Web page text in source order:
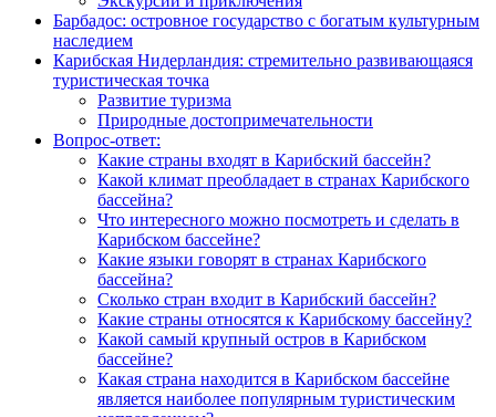
Барбадос: островное государство с богатым культурным
наследием
Карибская Нидерландия: стремительно развивающаяся
туристическая точка
Развитие туризма
Природные достопримечательности
Вопрос-ответ:
Какие страны входят в Карибский бассейн?
Какой климат преобладает в странах Карибского
бассейна?
Что интересного можно посмотреть и сделать в
Карибском бассейне?
Какие языки говорят в странах Карибского
бассейна?
Сколько стран входит в Карибский бассейн?
Какие страны относятся к Карибскому бассейну?
Какой самый крупный остров в Карибском
бассейне?
Какая страна находится в Карибском бассейне
является наиболее популярным туристическим